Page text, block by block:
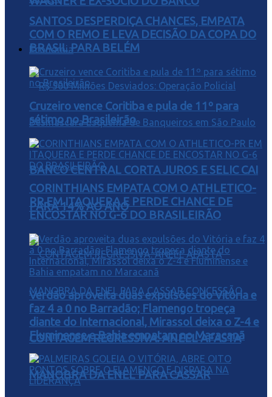
Economia
BANCO CENTRAL CORTA JUROS E SELIC CAI
PARA 14% AO ANO
CONTAGEM REGRESSIVA: ANEEL AFASTA
MANOBRA DA ENEL PARA CASSAR
SANTOS DESPERDIÇA CHANCES, EMPATA
COM O REMO E LEVA DECISÃO DA COPA DO
BRASIL PARA BELÉM
Cruzeiro vence Coritiba e pula de 11º para
sétimo no Brasileirão
CORINTHIANS EMPATA COM O ATHLETICO-
PR EM ITAQUERA E PERDE CHANCE DE
ENCOSTAR NO G-6 DO BRASILEIRÃO
Verdão aproveita duas expulsões do Vitória e
faz 4 a 0 no Barradão; Flamengo tropeça
diante do Internacional, Mirassol deixa o Z-4 e
Fluminense e Bahia empatam no Maracanã